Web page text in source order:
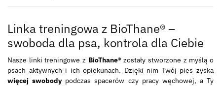
Linka treningowa z BioThane® –
swoboda dla psa, kontrola dla Ciebie
Nasze linki treningowe z BioThane® zostały stworzone z myślą o
psach aktywnych i ich opiekunach. Dzięki nim Twój pies zyska
więcej swobodypodczas spacerów czy pracy węchowej, a Ty